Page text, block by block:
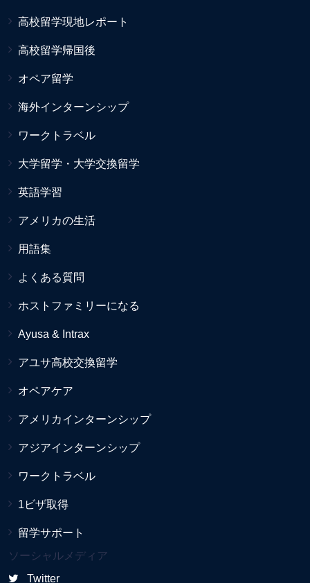
高校留学現地レポート
高校留学帰国後
オペア留学
海外インターンシップ
ワークトラベル
大学留学・大学交換留学
英語学習
アメリカの生活
用語集
よくある質問
ホストファミリーになる
Ayusa & Intrax
アユサ高校交換留学
オペアケア
アメリカインターンシップ
アジアインターンシップ
ワークトラベル
1ビザ取得
留学サポート
ソーシャルメディア
Twitter